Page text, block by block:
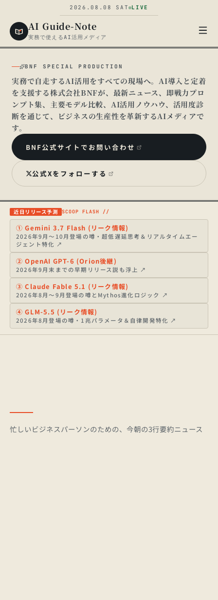
2026.08.08 SAT LIVE
AI Guide-Note
実務で使えるAI活用メディア
BNF SPECIAL PRODUCTION
実務で自走するAI活用をすべての現場へ。AI導入と定着
を支援する株式会社BNFが、最新ニュース、即戦力プロ
ンプト集、主要モデル比較、AI活用ノウハウ、活用度診
断を通じて、ビジネスの生産性を革新するAIメディアで
す。
BNF公式サイトでお問い合わせ
公式Xをフォローする
近日リリース予測 SCOOP FLASH //
① Gemini 3.7 Flash (リーク情報)
2026年9月〜10月登場の噂・超低遅延思考＆リアルタイムエー
ジェント特化 ↗
② OpenAI GPT-6 (Orion後継)
2026年9月末までの早期リリース説も浮上 ↗
③ Claude Fable 5.1 (リーク情報)
2026年8月〜9月登場の噂とMythos進化ロジック ↗
④ GLM-5.5 (リーク情報)
2026年8月登場の噂・1兆パラメータ＆自律開発特化 ↗
忙しいビジネスパーソンのための、今朝の3行要約ニュース